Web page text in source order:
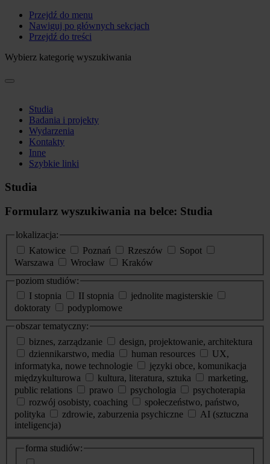
Przejdź do menu
Nawiguj po głównych sekcjach
Przejdź do treści
Wybierz kategorię wyszukiwania
Studia
Badania i projekty
Wydarzenia
Kontakty
Inne
Szybkie linki
Studia
Formularz wyszukiwania na belce: Studia
lokalizacja:
Katowice
Poznań Rzeszów
Sopot
Warszawa
Wrocław
Kraków
poziom studiów:
I stopnia
II stopnia
jednolite magisterskie
doktoraty
podyplomowe
obszar tematyczny:
biznes, zarządzanie
design, projektowanie, architektura
dziennikarstwo, media
human resources
UX,
informatyka, nowe technologie
języki obce, komunikacja
międzykulturowa
kultura, literatura, sztuka
marketing,
public relations
prawo psychologia
psychoterapia
rozwój osobisty, coaching
społeczeństwo, państwo,
polityka
zdrowie, zaburzenia psychiczne
AI (sztuczna
inteligencja)
dodatkowe
informacje
forma studiów: